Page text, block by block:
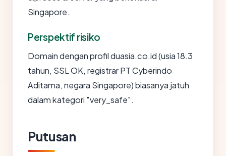
Singapore.
Perspektif risiko
Domain dengan profil duasia.co.id (usia 18.3
tahun, SSL OK, registrar PT Cyberindo
Aditama, negara Singapore) biasanya jatuh
dalam kategori "very_safe".
Putusan